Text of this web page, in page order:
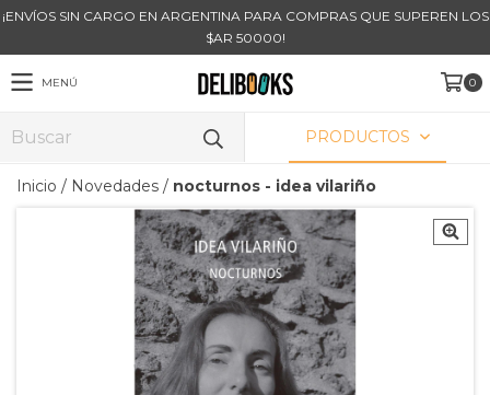
¡ENVÍOS SIN CARGO EN ARGENTINA PARA COMPRAS QUE SUPEREN LOS
$AR 50000!
MENÚ 0
PRODUCTOS
Inicio / Novedades / nocturnos - idea vilariño